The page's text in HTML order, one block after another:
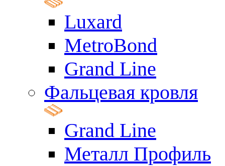
Luxard
MetroBond
Grand Line
Фальцевая кровля
Grand Line
Металл Профиль